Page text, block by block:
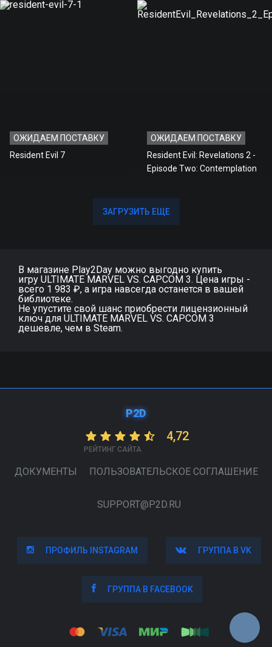
ОЖИДАЕМ ПОСТАВКУ
Resident Evil 7
ОЖИДАЕМ ПОСТАВКУ
Resident Evil: Revelations 2 -
Episode Two: Contemplation
ЗАГРУЗИТЬ ЕЩЕ
ЗАГРУЗИТЬ ЕЩЕ
В магазине Play2Day можно выгодно купить
игру ULTIMATE MARVEL VS. CAPCOM 3. Цена игры -
всего 1 983 ₽, а игра навсегда останется в вашей
библиотеке.
Не упустите свой шанс приобрести лицензионный
ключ для ULTIMATE MARVEL VS. CAPCOM 3
дешевле, чем в Steam.
P2D
4,72
РЕЙТИНГ САЙТА
ДОКУМЕНТЫ ПОЛЬЗОВАТЕЛЬСКОЕ СОГЛАШЕНИЕ
SUPPORT@P2D.RU
ПРОФИЛЬ INSTAGRAM
ПРОФИЛЬ INSTAGRAM ГРУППА В VK
ГРУППА В VK
ГРУППА В FACEBOOK
ГРУППА В FACEBOOK